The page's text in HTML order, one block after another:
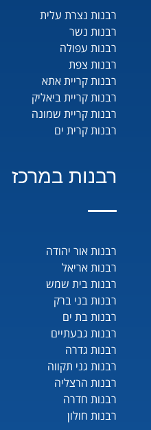
רבנות נצרת עלית
רבנות נשר
רבנות עפולה
רבנות צפת
רבנות קריית אתא
רבנות קריית ביאליק
רבנות קריית שמונה
רבנות קרית ים
רבנות במרכז
רבנות אור יהודה
רבנות אריאל
רבנות בית שמש
רבנות בני ברק
רבנות בת ים
רבנות גבעתיים
רבנות גדרה
רבנות גני תקווה
רבנות הרצליה
רבנות חדרה
רבנות חולון